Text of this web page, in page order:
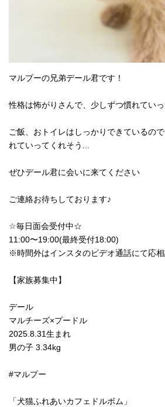
⁡マルプーの兄弟デール君です！
性格は怖がりさんで、少しずつ慣れていっ
ご飯、おトイレはしっかりできているの
れていってくれそう...
ぜひデール君に会いに来てください︎
⁡ご連絡お待ちしております♪
☆毎日面会受付中☆
11:00〜19:00(最終受付18:00)
※時間外はインスタのビデオ通話にて応
【家族募集中】
デール
マルチーズ×プードル
2025.8.31生まれ
男の子 3.34kg
#マルプー
「犬猫ふれあいカフェドルボム」